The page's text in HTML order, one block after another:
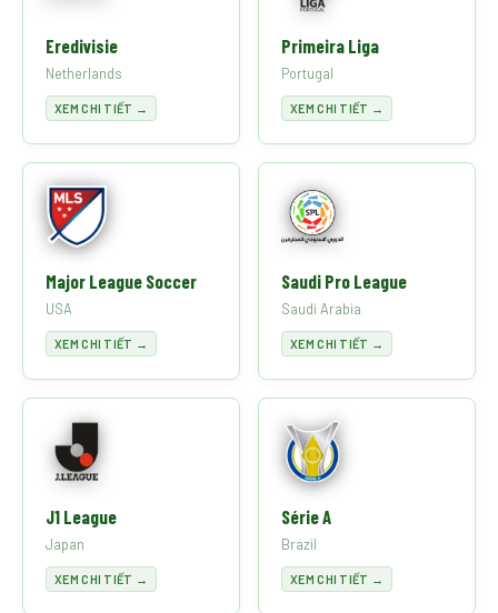
Eredivisie
Netherlands
XEM CHI TIẾT →
Primeira Liga
Portugal
XEM CHI TIẾT →
Major League Soccer
USA
XEM CHI TIẾT →
Saudi Pro League
Saudi Arabia
XEM CHI TIẾT →
J1 League
Japan
XEM CHI TIẾT →
Série A
Brazil
XEM CHI TIẾT →